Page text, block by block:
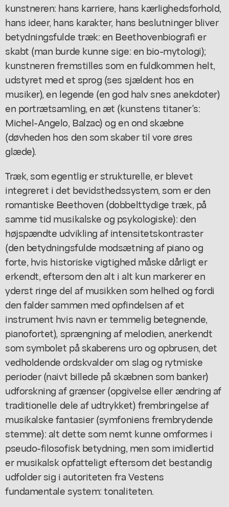
kunstneren: hans karriere, hans kærlighedsforhold,
hans ideer, hans karakter, hans beslutninger bliver
betydningsfulde træk: en Beethovenbiografi er
skabt (man burde kunne sige: en bio-mytologi);
kunstneren fremstilles som en fuldkommen helt,
udstyret med et sprog (ses sjældent hos en
musiker), en legende (en god halv snes anekdoter)
en portrætsamling, en æt (kunstens titaner's:
Michel-Angelo, Balzac) og en ond skæbne
(døvheden hos den som skaber til vore øres
glæde).
Træk, som egentlig er strukturelle, er blevet
integreret i det bevidsthedssystem, som er den
romantiske Beethoven (dobbelttydige træk, på
samme tid musikalske og psykologiske): den
højspændte udvikling af intensitetskontraster
(den betydningsfulde modsætning af piano og
forte, hvis historiske vigtighed måske dårligt er
erkendt, eftersom den alt i alt kun markerer en
yderst ringe del af musikken som helhed og fordi
den falder sammen med opfindelsen af et
instrument hvis navn er temmelig betegnende,
pianofortet), sprængning af melodien, anerkendt
som symbolet på skaberens uro og opbrusen, det
vedholdende ordskvalder om slag og rytmiske
perioder (naivt billede på skæbnen som banker)
udforskning af grænser (opgivelse eller ændring af
traditionelle dele af udtrykket) frembringelse af
musikalske fantasier (symfoniens frembrydende
stemme): alt dette som nemt kunne omformes i
pseudo-filosofisk betydning, men som imidlertid
er musikalsk opfatteligt eftersom det bestandig
udfolder sig i autoriteten fra Vestens
fundamentale system: tonaliteten.